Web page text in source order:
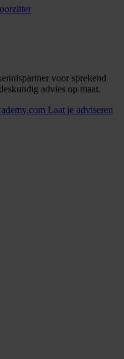
voor sprekend
advies op maat.
Laat je adviseren